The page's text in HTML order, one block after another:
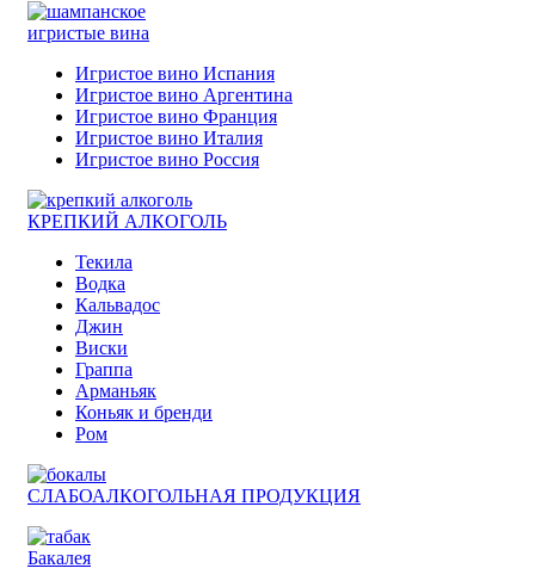
игристые вина
Игристое вино Испания
Игристое вино Аргентина
Игристое вино Франция
Игристое вино Италия
Игристое вино Россия
КРЕПКИЙ АЛКОГОЛЬ
Текила
Водка
Кальвадос
Джин
Виски
Граппа
Арманьяк
Коньяк и бренди
Ром
СЛАБОАЛКОГОЛЬНАЯ ПРОДУКЦИЯ
Бакалея